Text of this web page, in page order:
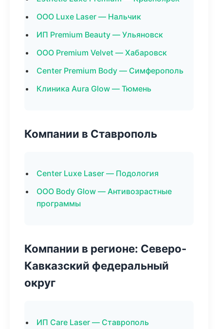
ООО Luxe Laser — Нальчик
ИП Premium Beauty — Ульяновск
ООО Premium Velvet — Хабаровск
Center Premium Body — Симферополь
Клиника Aura Glow — Тюмень
Компании в Ставрополь
Center Luxe Laser — Подология
ООО Body Glow — Антивозрастные
программы
Компании в регионе: Северо-
Кавказский федеральный
округ
ИП Care Laser — Ставрополь